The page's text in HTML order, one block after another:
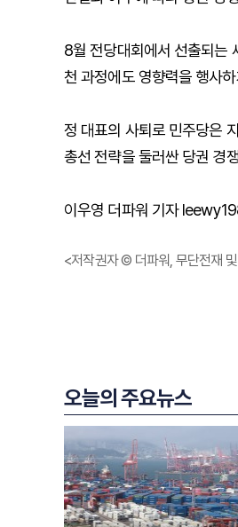
8월 전당대회에서 선출되는
천 과정에도 영향력을 행사
정 대표의 사퇴로 민주당은
총선 전략을 둘러싼 당권 경
이우영 더파워 기자
<저작권자 © 더파워, 무단전재
오늘의 주요뉴스